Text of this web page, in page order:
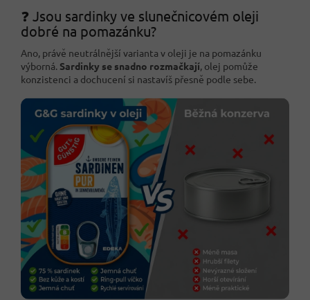
❓ Jsou sardinky ve slunečnicovém oleji
dobré na pomazánku?
Ano, právě neutrálnější varianta v oleji je na pomazánku
výborná. Sardinky se snadno rozmačkají, olej pomůže
konzistenci a dochucení si nastavíš přesně podle sebe.